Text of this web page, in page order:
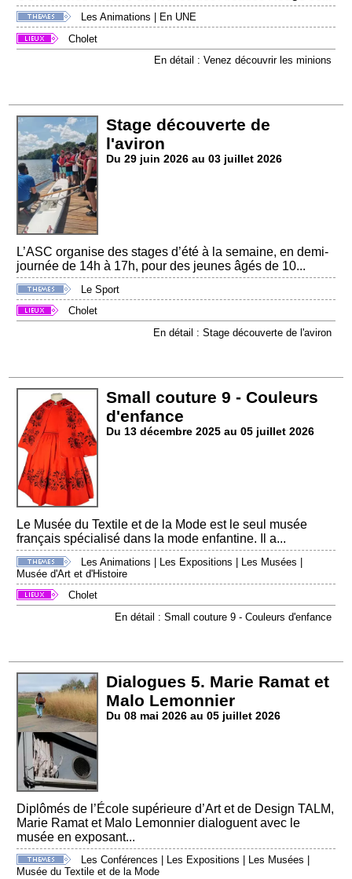
Les Animations
En UNE
Cholet
En détail : Venez découvrir les minions
Stage découverte de
l'aviron
Du 29 juin 2026 au 03 juillet 2026
L’ASC organise des stages d’été à la semaine, en demi-
journée de 14h à 17h, pour des jeunes âgés de 10...
Le Sport
Cholet
En détail : Stage découverte de l'aviron
Small couture 9 - Couleurs
d'enfance
Du 13 décembre 2025 au 05 juillet 2026
Le Musée du Textile et de la Mode est le seul musée
français spécialisé dans la mode enfantine. Il a...
Les Animations | Les Expositions | Les Musées |
Musée d'Art et d'Histoire
Cholet
En détail : Small couture 9 - Couleurs d'enfance
Dialogues 5. Marie Ramat et
Malo Lemonnier
Du 08 mai 2026 au 05 juillet 2026
Diplômés de l’École supérieure d’Art et de Design TALM,
Marie Ramat et Malo Lemonnier dialoguent avec le
musée en exposant...
Les Conférences Les Expositions Les Musées
Musée du Textile et de la Mode